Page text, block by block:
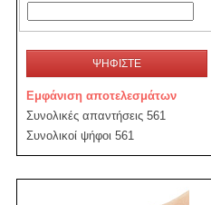
ΨΗΦΙΣΤΕ
Εμφάνιση αποτελεσμάτων
Συνολικές απαντήσεις 561
Συνολικοί ψήφοι 561